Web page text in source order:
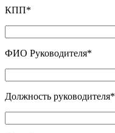
КПП*
ФИО Руководителя*
Должность руководителя*